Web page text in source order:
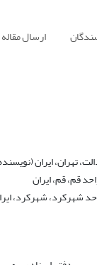
ارسال مقاله
تهران، ایران
قم، قم، ایران
شهرکرد، شهرکرد،